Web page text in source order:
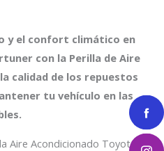
y el confort climático en
con la Perilla de Aire
calidad de los repuestos
tu vehículo en las
Aire Acondicionado Toyota